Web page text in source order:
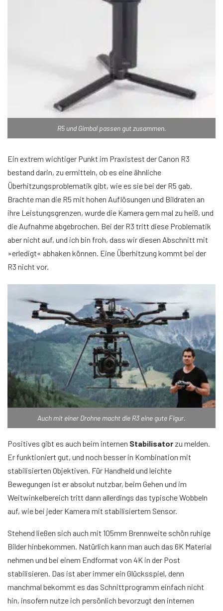
R5 und Gimbal passen gut zusammen.
Ein extrem wichtiger Punkt im Praxistest der Canon R3
bestand darin, zu ermitteln, ob es eine ähnliche
Überhitzungsproblematik gibt, wie es sie bei der R5 gab.
Brachte man die R5 mit hohen Auflösungen und Bildraten an
ihre Leistungsgrenzen, wurde die Kamera gern mal zu heiß, und
die Aufnahme abgebrochen. Bei der R3 tritt diese Problematik
aber nicht auf, und ich bin froh, dass wir diesen Abschnitt mit
»erledigt« abhaken können. Eine Überhitzung kommt bei der
R3 nicht vor.
Auch mit einer Drohne macht die R3 eine gute Figur.
Positives gibt es auch beim internen Stabilisator zu melden.
Er funktioniert gut, und noch besser in Kombination mit
stabilisierten Objektiven. Für Handheld und leichte
Bewegungen ist er absolut nutzbar, beim Gehen und im
Weitwinkelbereich tritt dann allerdings das typische Wobbeln
auf, wie bei jeder Kamera mit stabilisiertem Sensor.
Stehend ließen sich auch mit 105mm Brennweite schön ruhige
Bilder hinbekommen. Natürlich kann man auch das 6K Material
nehmen und bei einem Endformat von 4K in der Post
stabilisieren. Das ist aber immer ein Glücksspiel, denn
manchmal bekommt es das Schnittprogramm einfach nicht
hin, insofern nutze ich persönlich bevorzugt den internen